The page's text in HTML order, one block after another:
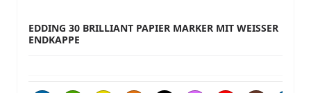
EDDING 30 BRILLIANT PAPIER MARKER MIT WEISSER E
NDKAPPE